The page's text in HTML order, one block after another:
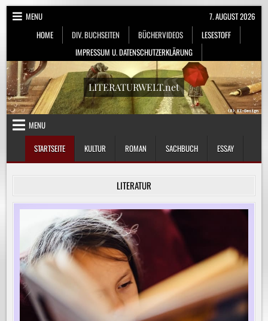
Skip
MENU
HOME
DIV. BUCHSEITEN BÜCHERVIDEOS
LESESTOFF
IMPRESSUM U. DATENSCHUTZERKLÄRUNG
7. AUGUST 2026
LITERATURWELT.net
MENU
STARTSEITE
KULTUR ROMAN SACHBUCH ESSAY
LITERATUR